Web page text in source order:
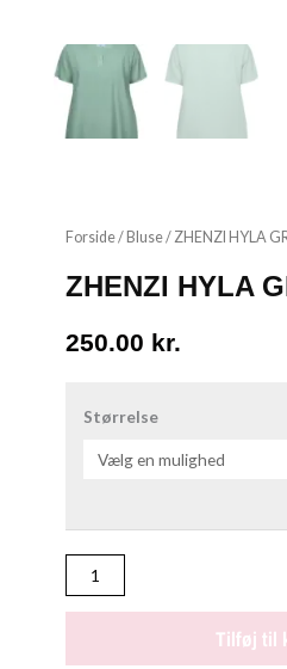
Forside/ Bluse/ ZHENZI HYLA
ZHENZI HYLA
250.00 kr.
Størrelse
HYLA
Tilføj til